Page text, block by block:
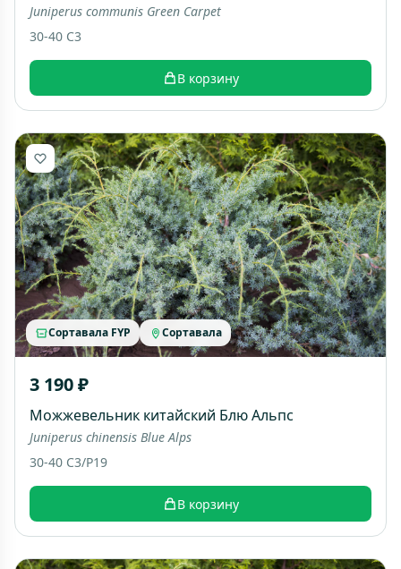
Juniperus communis Green Carpet
30-40 C3
В корзину
Сортавала FYP Сортавала
3 190 ₽
Можжевельник китайский Блю Альпс
Juniperus chinensis Blue Alps
30-40 C3/P19
В корзину